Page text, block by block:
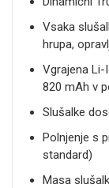
Vsaka
hrupa,
Vgrajena
820 mAh v
Slušalke
Polnjenje s
standard)
Masa